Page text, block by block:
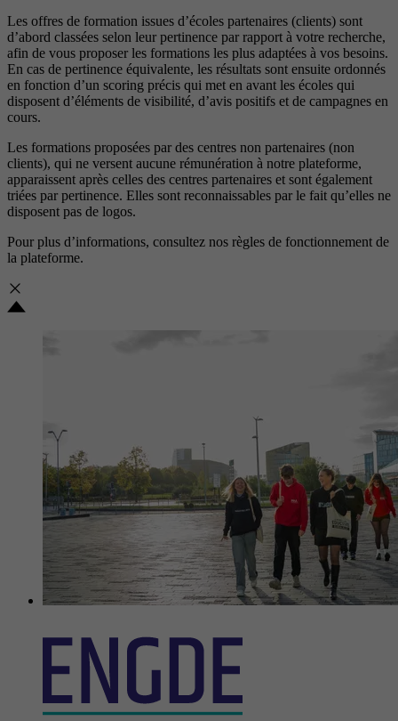
Les offres de formation issues d’écoles partenaires (clients) sont
d’abord classées selon leur pertinence par rapport à votre recherche,
afin de vous proposer les formations les plus adaptées à vos besoins.
En cas de pertinence équivalente, les résultats sont ensuite ordonnés
en fonction d’un scoring précis qui met en avant les écoles qui
disposent d’éléments de visibilité, d’avis positifs et de campagnes en
cours.
Les formations proposées par des centres non partenaires (non
clients), qui ne versent aucune rémunération à notre plateforme,
apparaissent après celles des centres partenaires et sont également
triées par pertinence. Elles sont reconnaissables par le fait qu’elles ne
disposent pas de logos.
Pour plus d’informations, consultez nos règles de fonctionnement de
la plateforme.